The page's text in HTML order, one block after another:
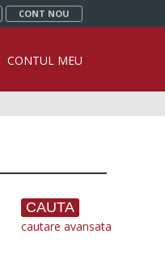
CONT NOU
CONTUL MEU
cautare avansata